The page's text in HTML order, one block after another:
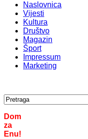
Naslovnica
Vijesti
Kultura
Društvo
Magazin
Šport
Impressum
Marketing
Dom
za
Enu!